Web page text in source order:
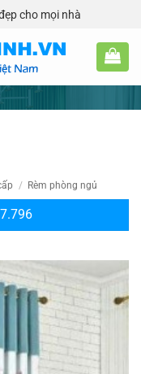
cho mọi nhà
/ Rèm phòng ngủ